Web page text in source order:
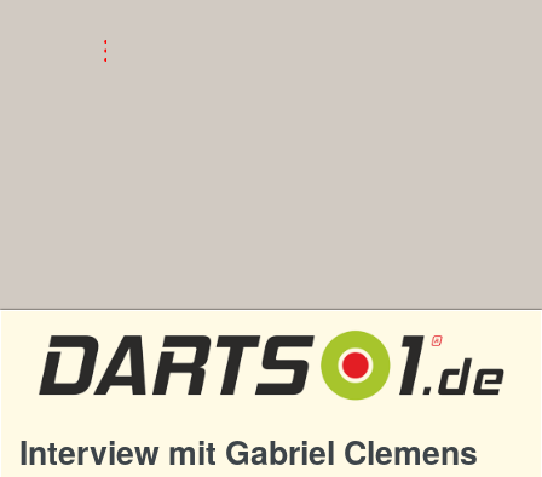
Interview mit Gabriel Clemens